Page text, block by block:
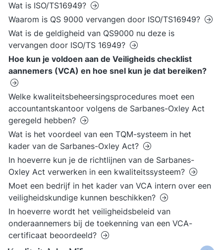
Wat is ISO/TS16949?
Waarom is QS 9000 vervangen door ISO/TS16949?
Wat is de geldigheid van QS9000 nu deze is
vervangen door ISO/TS 16949?
Hoe kun je voldoen aan de Veiligheids checklist
aannemers (VCA) en hoe snel kun je dat bereiken?
Welke kwaliteitsbeheersingsprocedures moet een
accountantskantoor volgens de Sarbanes-Oxley Act
geregeld hebben?
Wat is het voordeel van een TQM-systeem in het
kader van de Sarbanes-Oxley Act?
In hoeverre kun je de richtlijnen van de Sarbanes-
Oxley Act verwerken in een kwaliteitssysteem?
Moet een bedrijf in het kader van VCA intern over een
veiligheidskundige kunnen beschikken?
In hoeverre wordt het veiligheidsbeleid van
onderaannemers bij de toekenning van een VCA-
certificaat beoordeeld?